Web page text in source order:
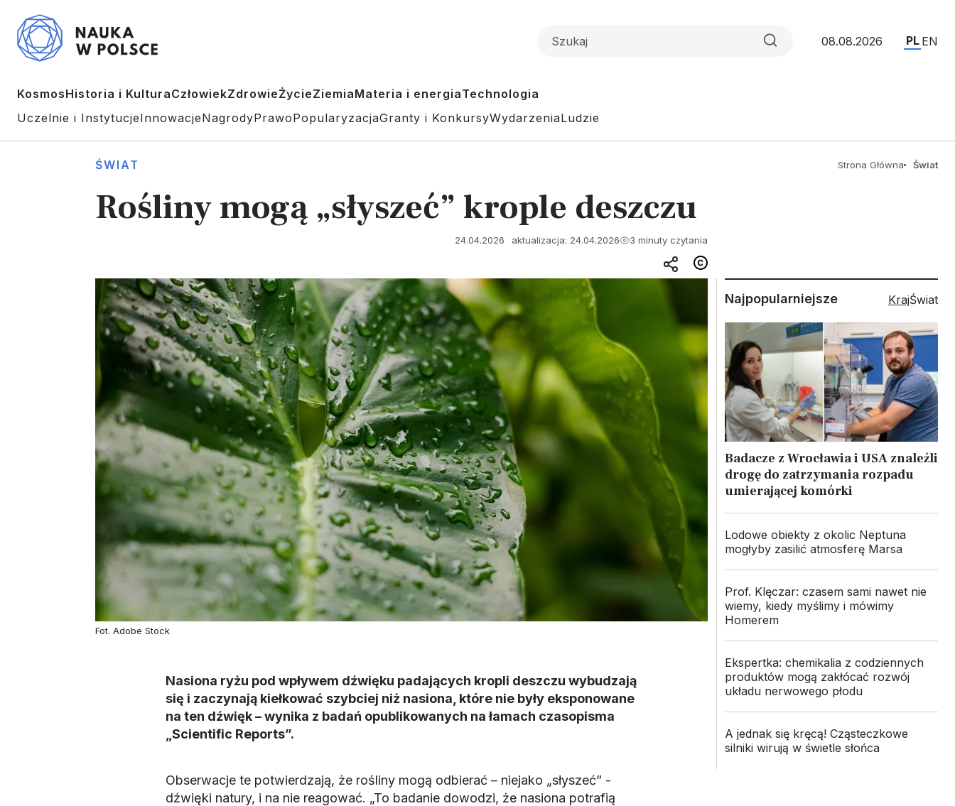
08.08.2026 PL EN
KosmosHistoria i KulturaCzłowiekZdrowieŻycieZiemiaMateria i energiaTechnologia
Uczelnie i InstytucjeInnowacjeNagrodyPrawoPopularyzacjaGranty i KonkursyWydarzeniaLudzie
ŚWIAT Strona Główna Świat
Rośliny mogą „słyszeć” krople deszczu
24.04.2026 aktualizacja: 24.04.2026 3 minuty czytania
Fot. Adobe Stock
Nasiona ryżu pod wpływem dźwięku padających kropli deszczu wybudzają
się i zaczynają kiełkować szybciej niż nasiona, które nie były eksponowane
na ten dźwięk – wynika z badań opublikowanych na łamach czasopisma
„Scientific Reports”.
Obserwacje te potwierdzają, że rośliny mogą odbierać – niejako „słyszeć” -
dźwięki natury, i na nie reagować. „To badanie dowodzi, że nasiona potrafią
Najpopularniejsze KrajŚwiat
Badacze z Wrocławia i USA znaleźli
drogę do zatrzymania rozpadu
umierającej komórki
Lodowe obiekty z okolic Neptuna
mogłyby zasilić atmosferę Marsa
Prof. Klęczar: czasem sami nawet nie
wiemy, kiedy myślimy i mówimy
Homerem
Ekspertka: chemikalia z codziennych
produktów mogą zakłócać rozwój
układu nerwowego płodu
A jednak się kręcą! Cząsteczkowe
silniki wirują w świetle słońca